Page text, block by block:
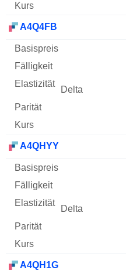
A4Q4FB
A4QHYY
A4QH1G